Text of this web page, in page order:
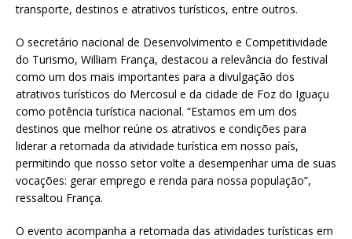
transporte, destinos e atrativos turísticos, entre outros.
O secretário nacional de Desenvolvimento e Competitividade
do Turismo, William França, destacou a relevância do festival
como um dos mais importantes para a divulgação dos
atrativos turísticos do Mercosul e da cidade de Foz do Iguaçu
como potência turística nacional. “Estamos em um dos
destinos que melhor reúne os atrativos e condições para
liderar a retomada da atividade turística em nosso país,
permitindo que nosso setor volte a desempenhar uma de suas
vocações: gerar emprego e renda para nossa população”,
ressaltou França.
O evento acompanha a retomada das atividades turísticas em